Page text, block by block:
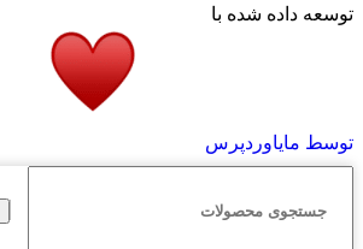
توسعه داده شده با
توسط مایاوردپرس